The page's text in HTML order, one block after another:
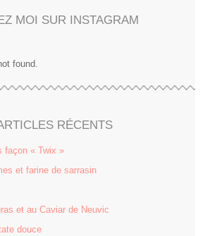
MOI SUR INSTAGRAM
found.
RÉCENTS
façon « Twix »
et farine de sarrasin
et au Caviar de Neuvic
douce